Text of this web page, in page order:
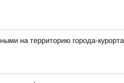
на территорию города-курорта